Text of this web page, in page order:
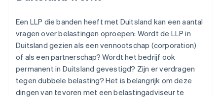
Een LLP die banden heeft met Duitsland kan een aantal
vragen over belastingen oproepen: Wordt de LLP in
Duitsland gezien als een vennootschap (corporation)
of als een partnerschap? Wordt het bedrijf ook
permanent in Duitsland gevestigd? Zijn er verdragen
tegen dubbele belasting? Het is belangrijk om deze
dingen van tevoren met een belastingadviseur te